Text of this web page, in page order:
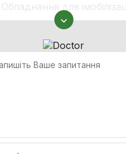
Кисневе обладнання
Очищення та стерилізація